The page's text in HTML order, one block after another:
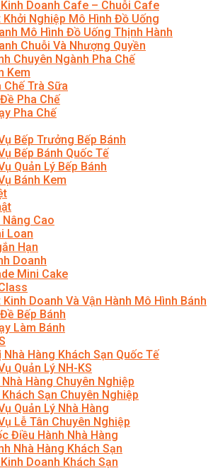
Kinh Doanh Cafe – Chuỗi Cafe
Khởi Nghiệp Mô Hình Đồ Uống
Mô Hình Đồ Uống Thịnh Hành
Chuỗi Và Nhượng Quyền
Chuyên Ngành Pha Chế
Kem
Chế Trà Sữa
Pha Chế
Pha Chế
Bếp Trưởng Bếp Bánh
Bếp Bánh Quốc Tế
Quản Lý Bếp Bánh
Bánh Kem
Nâng Cao
Loan
Hạn
Doanh
Mini Cake
Kinh Doanh Và Vận Hành Mô Hình Bánh
Bếp Bánh
Làm Bánh
Nhà Hàng Khách Sạn Quốc Tế
Quản Lý NH-KS
Nhà Hàng Chuyên Nghiệp
Khách Sạn Chuyên Nghiệp
Quản Lý Nhà Hàng
Lễ Tân Chuyên Nghiệp
Điều Hành Nhà Hàng
Nhà Hàng Khách Sạn
Doanh Khách Sạn